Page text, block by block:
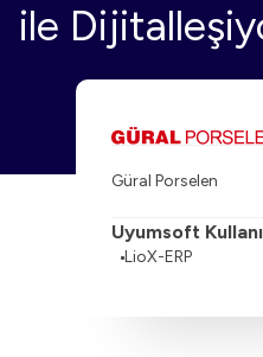
ile
Güral Porselen
Uyumsoft
LioX-ERP